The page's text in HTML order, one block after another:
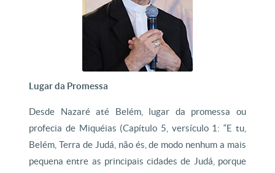
Lugar da Promessa
Desde Nazaré até Belém, lugar da promessa ou
profecia de Miquéias (Capítulo 5, versículo 1: “E tu,
Belém, Terra de Judá, não és, de modo nenhum a mais
pequena entre as principais cidades de Judá, porque